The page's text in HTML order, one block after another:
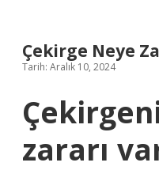
Çekirge Neye
Tarih: Aralık 10, 2024
zararı